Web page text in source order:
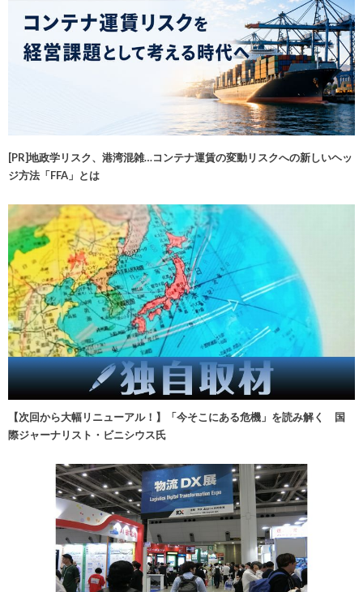
[PR]地政学リスク、港湾混雑…コンテナ運賃の変動リスクへの新しいヘッ
ジ方法「FFA」とは
【次回から大幅リニューアル！】「今そこにある危機」を読み解く 国
際ジャーナリスト・ビニシウス氏